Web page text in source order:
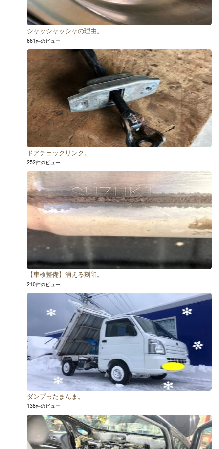
シャッシャッシャの理由。
661件のビュー
ドアチェックリンク。
252件のビュー
【車検整備】消える刻印。
210件のビュー
ダンプったまんま。
138件のビュー